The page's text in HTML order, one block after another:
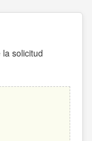
solicitud